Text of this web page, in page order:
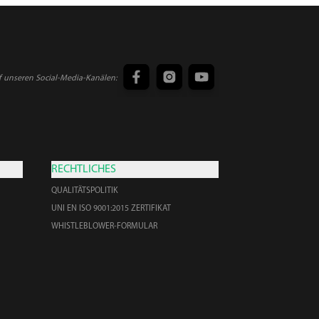
unseren Social-Media-Kanälen:
RECHTLICHES
QUALITÄTSPOLITIK
UNI EN ISO 9001:2015 ZERTIFIKAT
WHISTLEBLOWER-FORMULAR